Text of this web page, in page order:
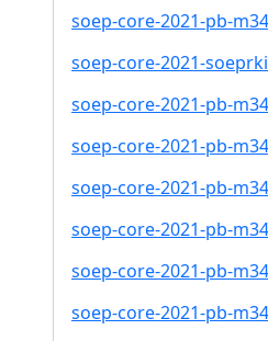
soep-core-2021-pb-
soep-core-2021-
soep-core-2021-pb-
soep-core-2021-pb-
soep-core-2021-pb-
soep-core-2021-pb-
soep-core-2021-pb-
soep-core-2021-pb-